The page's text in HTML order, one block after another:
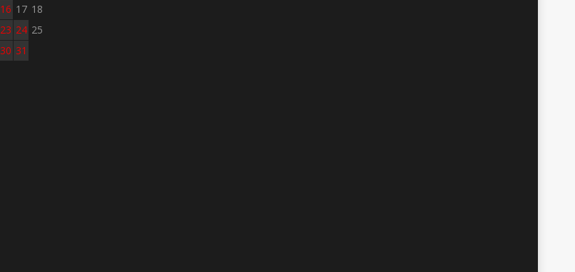
16 17 18
23 24 25
30 31